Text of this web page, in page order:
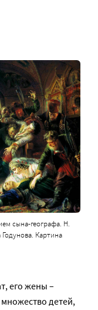
сына-географа. Н.
Картина
его жены –
детей,